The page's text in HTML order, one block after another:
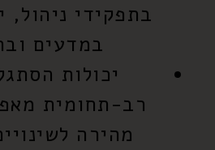
בתפקידי ניהול,
במדעים
יכולות
רב-תחומית
מהירה